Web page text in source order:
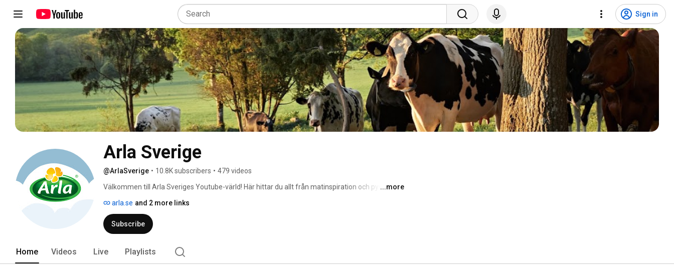
Sign in
Arla Sverige
@ArlaSverige • 10.8K subscribers • 479 videos
Välkommen till Arla Sveriges Youtube-värld! Här hittar du allt från matinspiration och pyssel till
...more
arla.se and 2 more links
Subscribe
Home Videos Live Playlists